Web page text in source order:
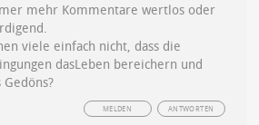
mehr Kommentare wertlos oder
viele einfach nicht, dass die
dasLeben bereichern und
ANTWORTEN
MELDEN